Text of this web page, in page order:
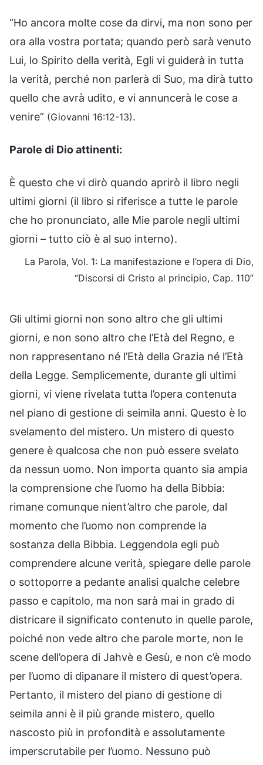
“Ho ancora molte cose da dirvi, ma non sono per
ora alla vostra portata; quando però sarà venuto
Lui, lo Spirito della verità, Egli vi guiderà in tutta
la verità, perché non parlerà di Suo, ma dirà tutto
quello che avrà udito, e vi annuncerà le cose a
venire” (Giovanni 16:12-13).
Parole di Dio attinenti:
È questo che vi dirò quando aprirò il libro negli
ultimi giorni (il libro si riferisce a tutte le parole
che ho pronunciato, alle Mie parole negli ultimi
giorni – tutto ciò è al suo interno).
La Parola, Vol. 1: La manifestazione e l’opera di Dio,
“Discorsi di Cristo al principio, Cap. 110”
Gli ultimi giorni non sono altro che gli ultimi
giorni, e non sono altro che l’Età del Regno, e
non rappresentano né l’Età della Grazia né l’Età
della Legge. Semplicemente, durante gli ultimi
giorni, vi viene rivelata tutta l’opera contenuta
nel piano di gestione di seimila anni. Questo è lo
svelamento del mistero. Un mistero di questo
genere è qualcosa che non può essere svelato
da nessun uomo. Non importa quanto sia ampia
la comprensione che l’uomo ha della Bibbia:
rimane comunque nient’altro che parole, dal
momento che l’uomo non comprende la
sostanza della Bibbia. Leggendola egli può
comprendere alcune verità, spiegare delle parole
o sottoporre a pedante analisi qualche celebre
passo e capitolo, ma non sarà mai in grado di
districare il significato contenuto in quelle parole,
poiché non vede altro che parole morte, non le
scene dell’opera di Jahvè e Gesù, e non c’è modo
per l’uomo di dipanare il mistero di quest’opera.
Pertanto, il mistero del piano di gestione di
seimila anni è il più grande mistero, quello
nascosto più in profondità e assolutamente
imperscrutabile per l’uomo. Nessuno può